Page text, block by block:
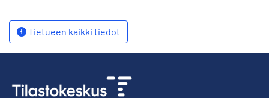
Tietueen kaikki tiedot